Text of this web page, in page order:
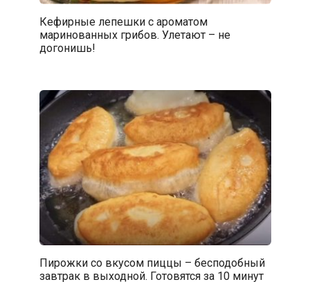
Кефирные лепешки с ароматом
маринованных грибов. Улетают – не
догонишь!
Пирожки со вкусом пиццы – бесподобный
завтрак в выходной. Готовятся за 10 минут